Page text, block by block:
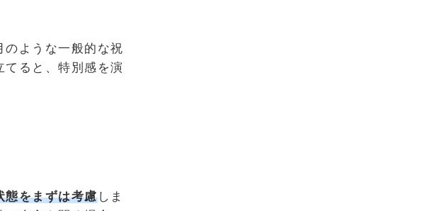
のような一般的な祝
ると、特別感を演
態をまずは考慮しま